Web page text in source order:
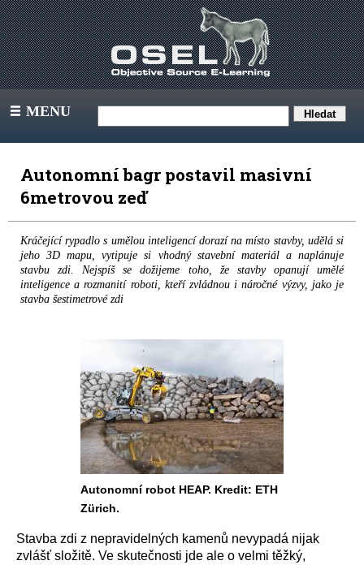
III MENU
Autonomní bagr postavil masivní
6metrovou zeď
Kráčející rypadlo s umělou inteligencí dorazí na místo stavby, udělá si
jeho 3D mapu, vytipuje si vhodný stavební materiál a naplánuje
stavbu zdi. Nejspíš se dožijeme toho, že stavby opanují umělé
inteligence a rozmanití roboti, kteří zvládnou i náročné výzvy, jako je
stavba šestimetrové zdi
Autonomní robot HEAP. Kredit: ETH
Zürich.
Stavba zdi z nepravidelných kamenů nevypadá nijak
zvlášť složitě. Ve skutečnosti jde ale o velmi těžký,